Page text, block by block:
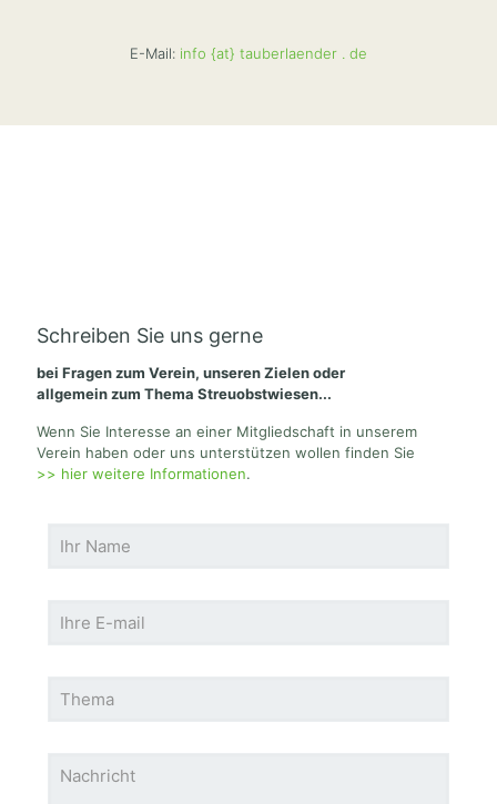
E-Mail: info {at} tauberlaender . de
Schreiben Sie uns gerne
bei Fragen zum Verein, unseren Zielen oder
allgemein zum Thema Streuobstwiesen...
Wenn Sie Interesse an einer Mitgliedschaft in unserem
Verein haben oder uns unterstützen wollen finden Sie
>> hier weitere Informationen.